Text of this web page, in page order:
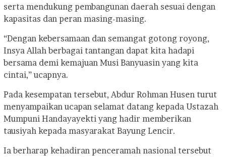
serta mendukung pembangunan daerah sesuai dengan
kapasitas dan peran masing-masing.
“Dengan kebersamaan dan semangat gotong royong,
Insya Allah berbagai tantangan dapat kita hadapi
bersama demi kemajuan Musi Banyuasin yang kita
cintai,” ucapnya.
Pada kesempatan tersebut, Abdur Rohman Husen turut
menyampaikan ucapan selamat datang kepada Ustazah
Mumpuni Handayayekti yang hadir memberikan
tausiyah kepada masyarakat Bayung Lencir.
Ia berharap kehadiran penceramah nasional tersebut